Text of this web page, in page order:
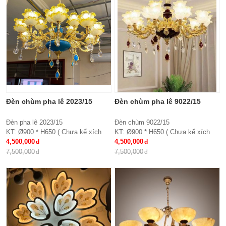
Đèn chùm pha lê 2023/15
Đèn pha lê 2023/15
KT: Ø900 * H650 ( Chưa kể xích
treo )
Bóng đèn: E27*15
tinh đính hạt pha lê
Bảo hành: 2 năm
4,500,000
7,500,000
Đèn chùm pha lê 9022/15
Đèn chùm 9022/15
KT: Ø900 * H650 ( Chưa kể xích
treo )
Chất liệu: Hợp kim, chao thủy tinh,
Bóng đèn: E27*15
Bảo hành: 2 năm
4,500,000
7,500,000